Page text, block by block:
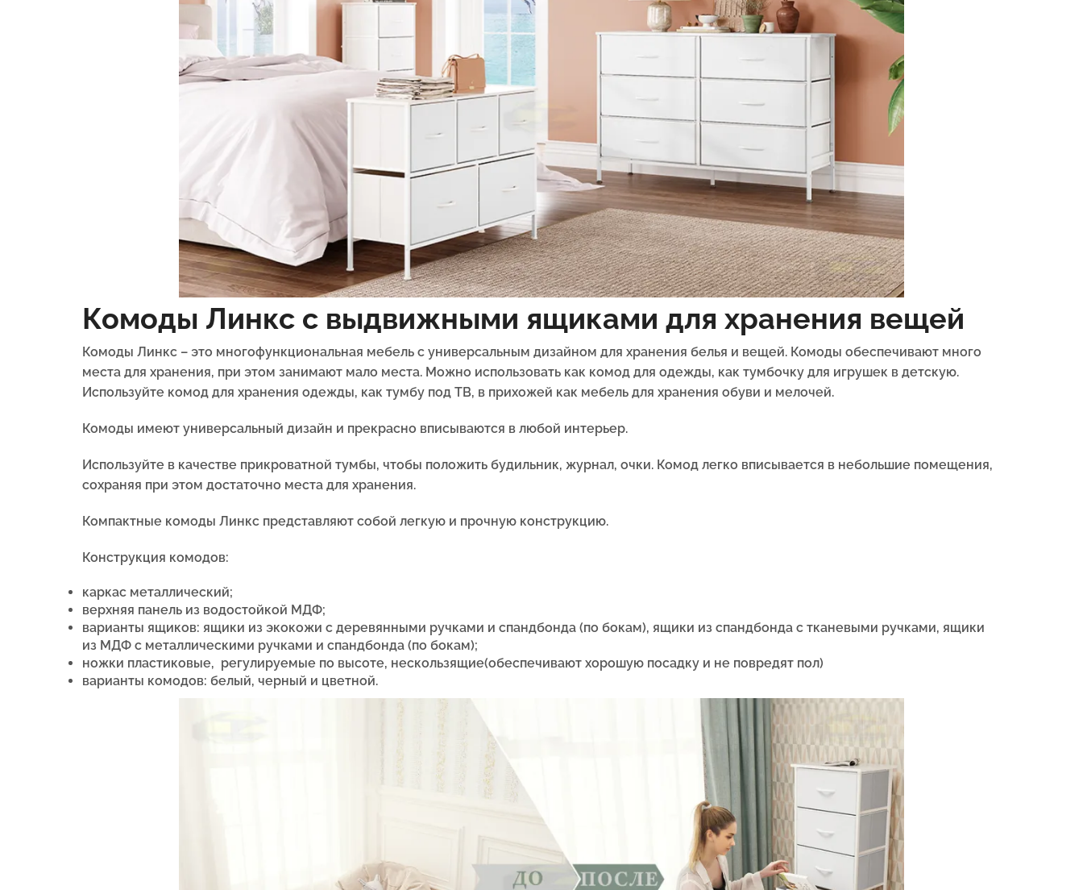
Комоды Линкс с выдвижными ящиками для хранения вещей
Комоды Линкс – это многофункциональная мебель с универсальным дизайном для хранения белья и вещей. Комоды обеспечивают много
места для хранения, при этом занимают мало места. Можно использовать как комод для одежды, как тумбочку для игрушек в детскую.
Используйте комод для хранения одежды, как тумбу под ТВ, в прихожей как мебель для хранения обуви и мелочей.
Комоды имеют универсальный дизайн и прекрасно вписываются в любой интерьер.
Используйте в качестве прикроватной тумбы, чтобы положить будильник, журнал, очки. Комод легко вписывается в небольшие помещения,
сохраняя при этом достаточно места для хранения.
Компактные комоды Линкс представляют собой легкую и прочную конструкцию.
Конструкция комодов:
каркас металлический;
верхняя панель из водостойкой МДФ;
варианты ящиков: ящики из экокожи с деревянными ручками и спандбонда (по бокам), ящики из спандбонда с тканевыми ручками, ящики
из МДФ с металлическими ручками и спандбонда (по бокам);
ножки пластиковые, регулируемые по высоте, нескользящие(обеспечивают хорошую посадку и не повредят пол)
варианты комодов: белый, черный и цветной.